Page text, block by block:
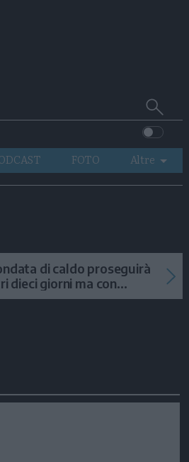
Cerca
su
Trentino
FOTO
Altre
VIDEO
di caldo proseguirà
dieci giorni ma con